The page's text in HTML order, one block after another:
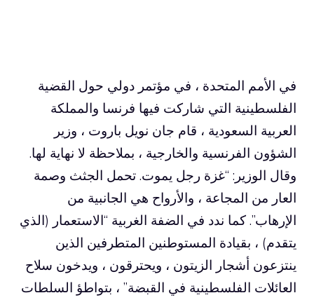
في الأمم المتحدة ، في مؤتمر دولي حول القضية
الفلسطينية التي شاركت فيها فرنسا والمملكة
العربية السعودية ، قام جان نويل باروت ، وزير
الشؤون الفرنسية والخارجية ، بملاحظة لا نهاية لها.
وقال الوزير: “غزة رجل يموت. تحمل الجثث وصمة
العار من المجاعة ، والأرواح هي الجانبية من
الإرهاب”. كما ندد في الضفة الغربية “الاستعمار (الذي
يتقدم) ، بقيادة المستوطنين المتطرفين الذين
ينتزعون أشجار الزيتون ، ويحترقون ، ويدخون سلاح
العائلات الفلسطينية في القبضة” ، بتواطؤ السلطات